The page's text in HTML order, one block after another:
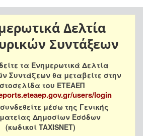
Δελτία
Συντάξεων
τα Ενημερωτικά Δελτία
Συντάξεων θα μεταβείτε στην
του ΕΤΕΑΕΠ
users/login
μέσω της Γενικής
Δημοσίων Εσόδων
(κωδικοί TAXISNET)